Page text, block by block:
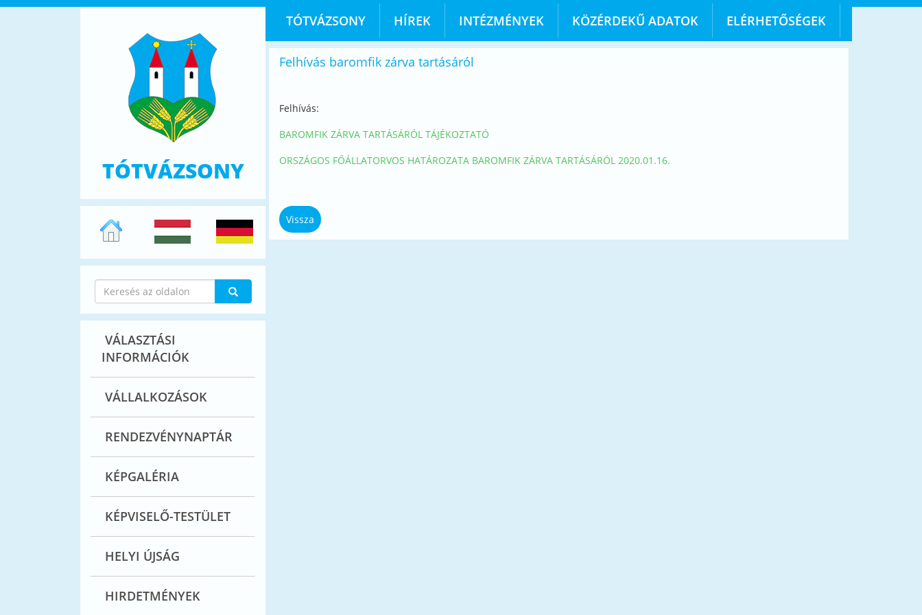
TÓTVÁZSONY HÍREK INTÉZMÉNYEK KÖZÉRDEKŰ ADATOK ELÉRHETŐSÉGEK
TÓTVÁZSONY
VÁLASZTÁSI
INFORMÁCIÓK
VÁLLALKOZÁSOK
RENDEZVÉNYNAPTÁR
KÉPGALÉRIA
KÉPVISELŐ-TESTÜLET
HELYI ÚJSÁG
HIRDETMÉNYEK
Felhívás baromfik zárva tartásáról
Felhívás:
BAROMFIK ZÁRVA TARTÁSÁRÓL TÁJÉKOZTATÓ
ORSZÁGOS FŐÁLLATORVOS HATÁROZATA BAROMFIK ZÁRVA TARTÁSÁRÓL 2020.01.16.
Vissza